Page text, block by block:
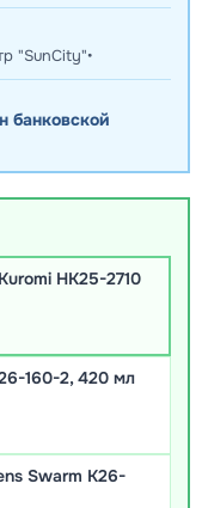
"SunCity"•
банковской
HK25-2710
160-2, 420 мл
Swarm K26-